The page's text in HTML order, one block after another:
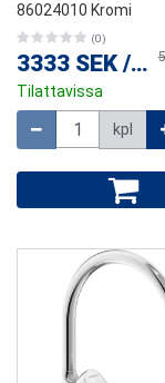
86024010 Kromi
(0)
3333 SEK /
Tilattavissa
kpl